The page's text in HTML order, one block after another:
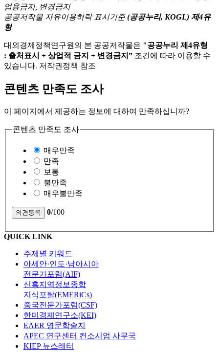
공공저작물 자유이용허락 표시기준 (공공누리, KOGL) 제4유
형
대외경제정책연구원의 본 공공저작물은 "공공누리 제4유형
: 출처표시 + 상업적 금지 + 변경금지” 조건에 따라 이용할 수
있습니다. 저작권정책 참조
콘텐츠 만족도 조사
이 페이지에서 제공하는 정보에 대하여 만족하십니까?
콘텐츠 만족도 조사
매우만족
만족
보통
불만족
매우불만족
0/100
QUICK LINK
주제별 키워드
아세안·인도·남아시아
전문가포럼(AIF)
신흥지역정보종합
지식포탈(EMERiCs)
중국전문가포럼(CSF)
한미경제연구소(KEI)
EAER 영문학술지
APEC 연구센터 컨소시엄 사무국
KIEP 뉴스레터